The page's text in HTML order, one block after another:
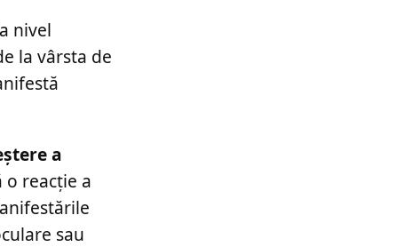
nivel
la vârsta de
a
o reacție a
sau